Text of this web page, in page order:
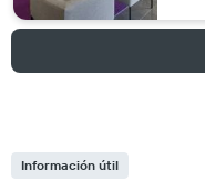
Información útil